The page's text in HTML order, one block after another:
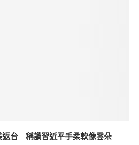
返台 稱讚習近平手柔軟像雲朵